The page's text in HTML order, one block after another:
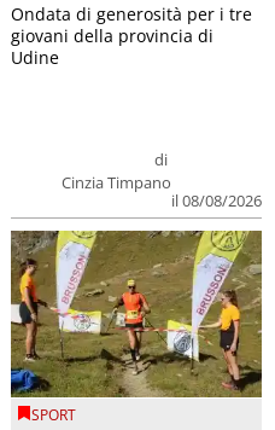
di
Cinzia Timpano
il 08/08/2026
Ondata di generosità per i tre
giovani della provincia di
Udine
SPORT